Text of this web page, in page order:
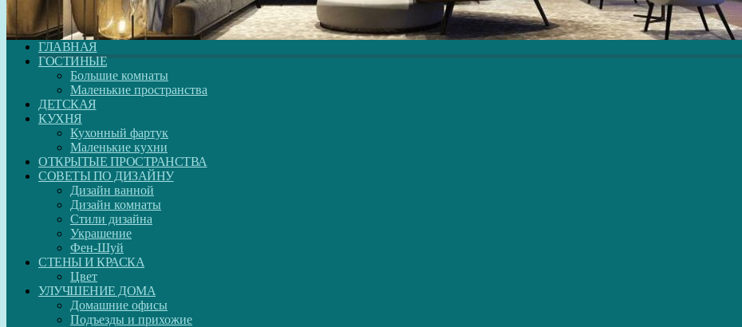
ГЛАВНАЯ
ГОСТИНЫЕ
Большие комнаты
Маленькие пространства
ДЕТСКАЯ
КУХНЯ
Кухонный фартук
Маленькие кухни
ОТКРЫТЫЕ ПРОСТРАНСТВА
СОВЕТЫ ПО ДИЗАЙНУ
Дизайн ванной
Дизайн комнаты
Стили дизайна
Украшение
Фен-Шуй
СТЕНЫ И КРАСКА
Цвет
УЛУЧШЕНИЕ ДОМА
Домашние офисы
Подъезды и прихожие